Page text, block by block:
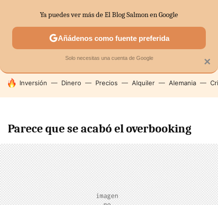
SECTORES ECONOMÍA DOMÉSTICA MERCADOS
HOY SE HABLA DE
Inversión Dinero Precios Alquiler Alemania
Parece que se acabó el overbooking
×
Ya puedes ver más de El Blog Salmon en Google
Añádenos como fuente preferida
Solo necesitas una cuenta de Google